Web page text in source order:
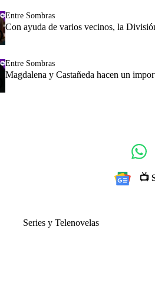
Entre Sombras
Con ayuda de varios vecinos, la
Entre Sombras
Magdalena y Castañeda hacen un
📺
Series y Telenovelas